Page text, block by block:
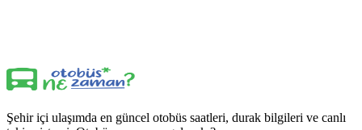
Şehir içi ulaşımda en güncel otobüs saatleri, durak bilgileri ve canlı